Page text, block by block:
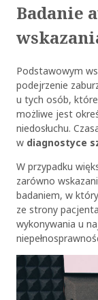
Badanie
Podstawowym
podejrzenie
u tych osób,
możliwe jest
niedosłuchu.
w diagnostyce
W przypadku
zarówno
badaniem, w
ze strony
wykonywania u